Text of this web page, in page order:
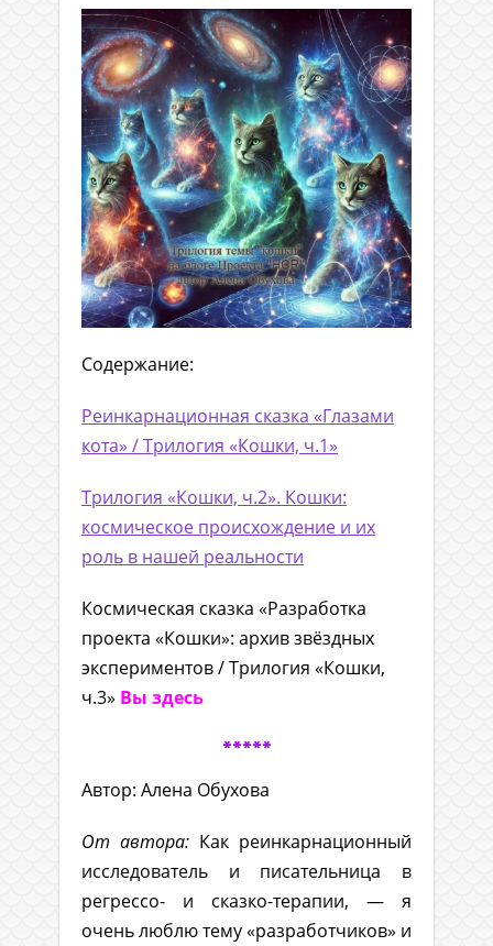
Содержание:
Реинкарнационная сказка «Глазами
кота» / Трилогия «Кошки, ч.1»
Трилогия «Кошки, ч.2». Кошки:
космическое происхождение и их
роль в нашей реальности
Космическая сказка «Разработка
проекта «Кошки»: архив звёздных
экспериментов / Трилогия «Кошки,
ч.3» Вы здесь
*****
Автор: Алена Обухова
От автора: Как реинкарнационный
исследователь и писательница в
регрессо- и сказко-терапии, — я
очень люблю тему «разработчиков» и